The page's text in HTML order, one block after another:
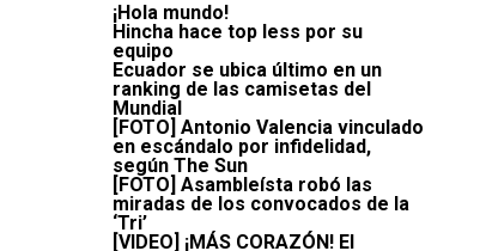
¡Hola mundo!
Hincha hace top less por su
equipo
Ecuador se ubica último en un
ranking de las camisetas del
Mundial
[FOTO] Antonio Valencia vinculado
en escándalo por infidelidad,
según The Sun
[FOTO] Asambleísta robó las
miradas de los convocados de la
‘Tri’
[VIDEO] ¡MÁS CORAZÓN! El